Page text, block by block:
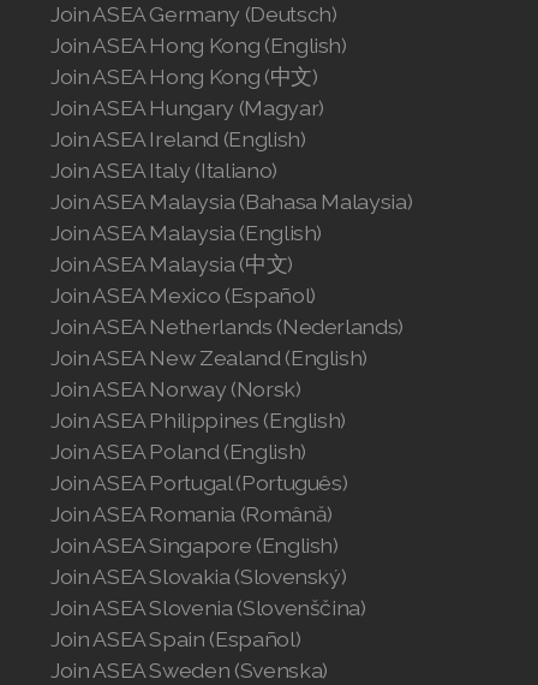
Join ASEA Germany (Deutsch)
Join ASEA Hong Kong (English)
Join ASEA Hong Kong (中文)
Join ASEA Hungary (Magyar)
Join ASEA Ireland (English)
Join ASEA Italy (Italiano)
Join ASEA Malaysia (Bahasa Malaysia)
Join ASEA Malaysia (English)
Join ASEA Malaysia (中文)
Join ASEA Mexico (Español)
Join ASEA Netherlands (Nederlands)
Join ASEA New Zealand (English)
Join ASEA Norway (Norsk)
Join ASEA Philippines (English)
Join ASEA Poland (English)
Join ASEA Portugal (Português)
Join ASEA Romania (Română)
Join ASEA Singapore (English)
Join ASEA Slovakia (Slovenský)
Join ASEA Slovenia (Slovenščina)
Join ASEA Spain (Español)
Join ASEA Sweden (Svenska)
Join ASEA United States (Español)